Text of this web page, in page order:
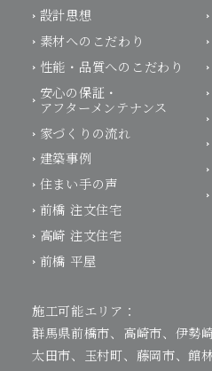
設計思想
素材へのこだわり
性能・品質へのこだわり
安心の保証・
アフターメンテナンス
家づくりの流れ
建築事例
住まい手の声
前橋 注文住宅
高崎 注文住宅
前橋 平屋
施工可能エリア：
群馬県前橋市、高崎市、伊勢
太田市、玉村町、藤岡市、館